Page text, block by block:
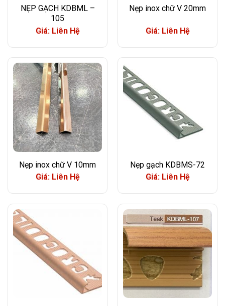
NẸP GẠCH KDBML –
105
Giá: Liên Hệ
Nẹp inox chữ V 20mm
Giá: Liên Hệ
Nẹp inox chữ V 10mm
Giá: Liên Hệ
Nẹp gạch KDBMS-72
Giá: Liên Hệ